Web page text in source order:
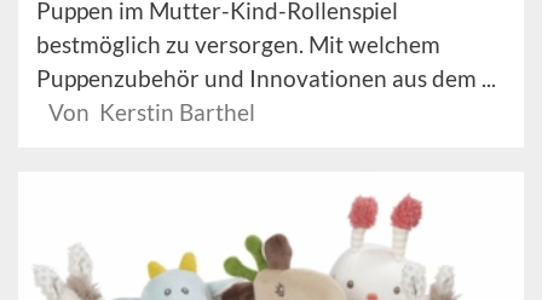
Puppen im Mutter-Kind-Rollenspiel
bestmöglich zu versorgen. Mit welchem
Puppenzubehör und Innovationen aus dem ...
Von Kerstin Barthel